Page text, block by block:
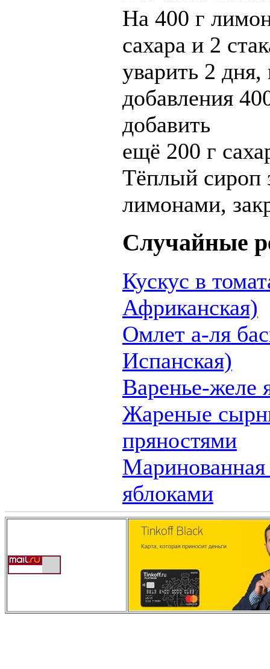
На 400 г
сахара и 2
уварить 2 дня,
добавления
добавить
ещё 200 г
Тёплый сироп
лимонами,
Случайные
Кускус в
Африканская)
Омлет а-ля
Испанская)
Варенье-желе
Жареные
пряностями
Маринованная
яблоками